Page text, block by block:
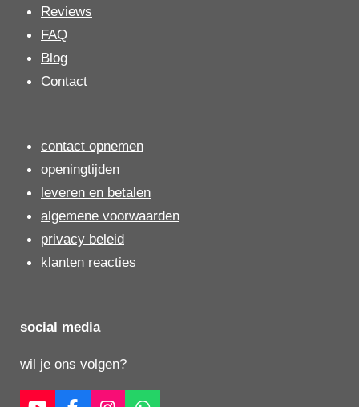
Reviews
FAQ
Blog
Contact
contact opnemen
openingtijden
leveren en betalen
algemene voorwaarden
privacy beleid
klanten reacties
social media
wil je ons volgen?